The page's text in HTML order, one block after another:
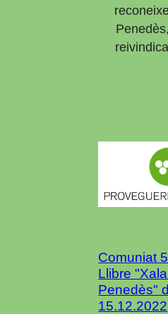
Comuniat
Llibre
Penedès"
15.12.2022